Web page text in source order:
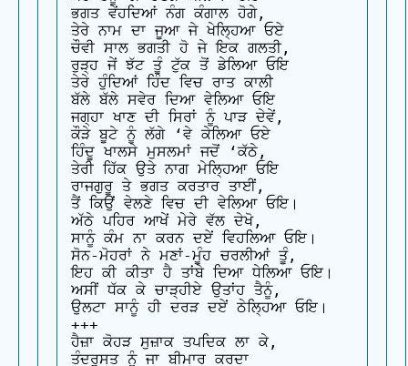
ਭਗਤ ਵੇਂਹਦਿਆਂ ਨੰਗ ਕੰਗਾਲ ਹੋਗੇ,
ਤੇਰੇ ਨਾਮ ਦਾ ਜੂਆ ਜੇ ਖੇਲ੍ਹਿਆ ਓਏ
ਚੌਵੀ ਸਾਲ ਭਗਤੀ ਹੋ ਜੇ ਇਕ ਗਲਤੀ,
ਰੁੜ੍ਹ ਜੇਂ ਝੱਟ ਤੂੰ ਟੁੱਕ ਤੋਂ ਡੇਲਿਆ ਓਇ
ਤੇਰੇ ਹੁੰਦਿਆਂ ਹਿੰਦ ਵਿਚ ਰਾਤ ਕਾਲੀ
ਬੱਲੇ ਬੱਲੇ ਸਵੇਰ ਦਿਆ ਵੇਲਿਆ ਓਇ
ਜਗ੍ਹਾ ਖਾਣ ਦੀ ਸਿਰਾਂ ਨੂੰ ਪਾੜ ਦੇਵੇਂ,
ਕੌੜੇ ਬੂਟੇ ਨੂੰ ਲੱਗੇ ‘ਵੇ ਕੇਲਿਆ ਓਏ
ਹਿੰਦੂ ਖਾਲਸੇ ਮੁਸਲਮਾਂ ਜਦੋਂ ‘ਕੱਠੇ,
ਤੇਰੀ ਹਿੱਕ ਉਤੇ ਨਾਗ ਮੇਲ੍ਹਿਆ ਓਇ
ਰਾਜਗੁਰੂ ਤੇ ਭਗਤ ਕਰਤਾਰ ਤਾਈਂ,
ਤੈਂ ਕਿਉਂ ਵੇਲਣੇ ਵਿਚ ਦੀ ਵੇਲਿਆ ਓਇ।
ਅੱਠੇ ਪਹਿਰ ਆਖੇਂ ਮੇਰੇ ਵੱਲ ਦੇਖੋ,
ਸਾਨੂੰ ਕੰਮ ਨਾ ਕਰਨ ਦਏਂ ਵਿਹਲਿਆ ਓਇ।
ਸੋਨ-ਮੋਹਰਾਂ ਨੇ ਮਣਾਂ-ਮੂੰਹ ਚਰਲੀਆਂ ਤੂੰ,
ਇਹ ਕੀ ਕੀਤਾ ਹੈ ਤਾਂਬੇ ਦਿਆ ਧੇਲਿਆ ਓਇ।
ਅਸੀਂ ਧੱਕ ਕੇ ਚਾੜ੍ਹੀਏ ਉਤਾਂਹ ਤੈਨੂੰ,
ਉਲਟਾ ਸਾਨੂੰ ਹੀ ਦਰੜ ਦਏਂ ਠੇਲ੍ਹਿਆ ਓਇ।
+++
ਹੈਜ਼ਾ ਕੋਹੜ ਸੁਜ਼ਾਕ ਤਪਦਿਕ ਲਾ ਕੇ,
ਤੰਦਰੁਸਤ ਨੂੰ ਜਾ ਬੀਮਾਰ ਕਰਦਾ